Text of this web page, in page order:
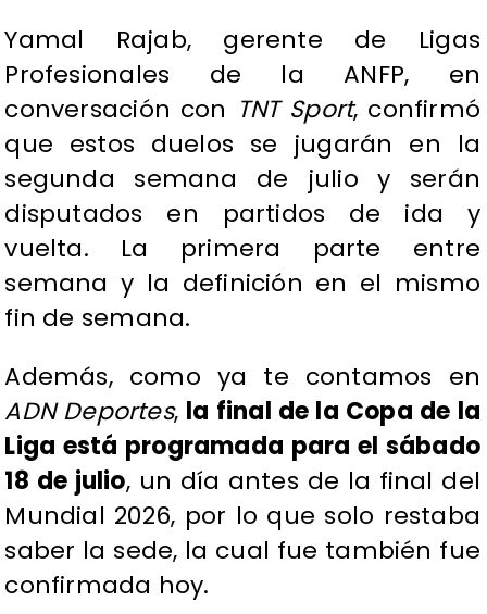
Yamal Rajab, gerente de Ligas
Profesionales de la ANFP, en
conversación con TNT Sport, confirmó
que estos duelos se jugarán en la
segunda semana de julio y serán
disputados en partidos de ida y
vuelta. La primera parte entre
semana y la definición en el mismo
fin de semana.
Además, como ya te contamos en
ADN Deportes, la final de la Copa de la
Liga está programada para el sábado
18 de julio, un día antes de la final del
Mundial 2026, por lo que solo restaba
saber la sede, la cual fue también fue
confirmada hoy.